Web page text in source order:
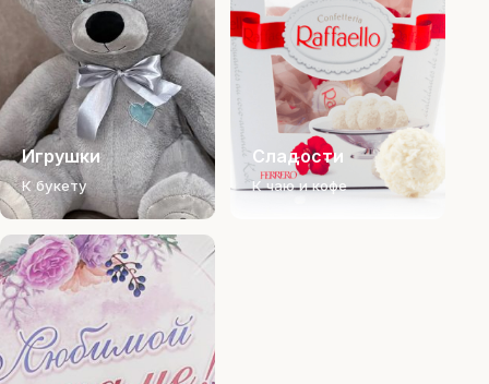
Игрушки
К букету
Сладости
К чаю и кофе